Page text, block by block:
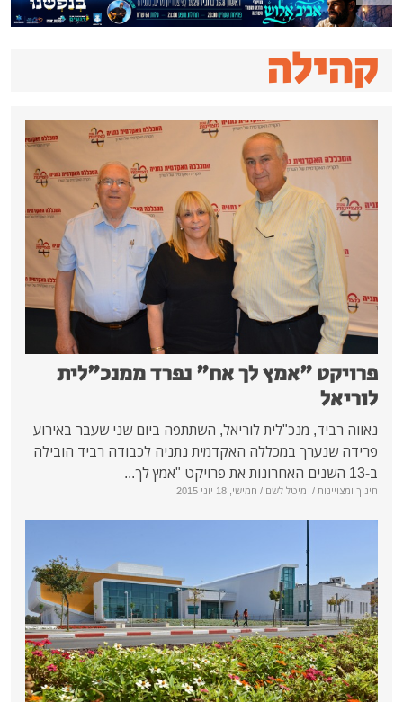
לך אח" נפרד ממנכ"לית
לוריאל, השתתפה ביום שני שעבר באירוע
האקדמית נתניה לכבודה רביד הובילה
לשם/ חמישי, 18 יוני 2015